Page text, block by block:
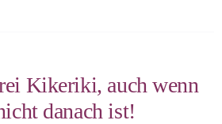
Kikeriki, auch wenn
danach ist!